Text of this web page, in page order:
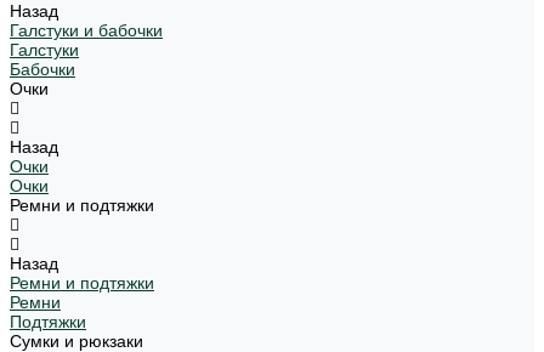
Назад
Галстуки и бабочки
Галстуки
Бабочки
Очки
Назад
Очки
Очки
Ремни и подтяжки
Назад
Ремни и подтяжки
Ремни
Подтяжки
Сумки и рюкзаки